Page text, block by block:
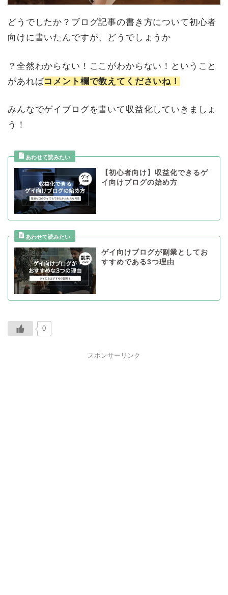
どうでしたか？ブログ記事の書き方について初心者
向けに書いたんですが、どうでしょうか
？全然わからない！ここがわからない！ということ
があればコメント欄で教えてくださいね！
みんなでゲイブログを書いて収益化していきましょ
う！
【初心者向け】収益化できるゲ
イ向けブログの始め方
ゲイ向けブログが副業としてお
すすめである3つ理由
0
スポンサーリンク